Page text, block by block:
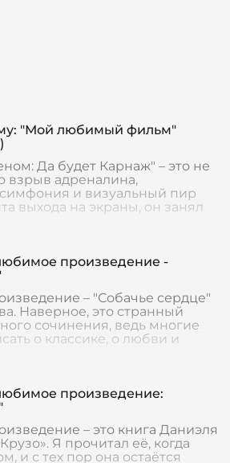
"Мой любимый фильм"
Да будет Карнаж" – это не
взрыв адреналина,
и визуальный пир
выхода на экраны, он занял
произведение -
– "Собачье сердце"
Наверное, это странный
сочинения, ведь многие
о классике, о любви и
произведение:
– это книга Даниэля
Я прочитал её, когда
и с тех пор она остаётся